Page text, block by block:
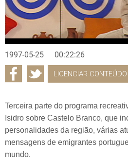
1997-05-25 00:22:26
LICENCIAR CONTEÚDO
Terceira parte do programa
Isidro sobre Castelo Branco, que
personalidades da região, várias
mensagens de emigrantes
mundo.